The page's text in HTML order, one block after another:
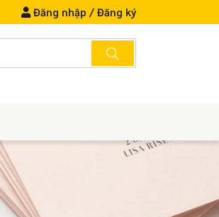
Đăng nhập / Đăng ký